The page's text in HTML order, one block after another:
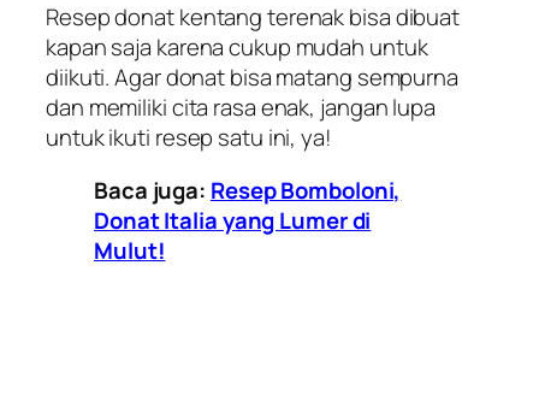
Resep donat kentang terenak bisa dibuat
kapan saja karena cukup mudah untuk
diikuti. Agar donat bisa matang sempurna
dan memiliki cita rasa enak, jangan lupa
untuk ikuti resep satu ini, ya!
Baca juga: Resep Bomboloni,
Donat Italia yang Lumer di
Mulut!